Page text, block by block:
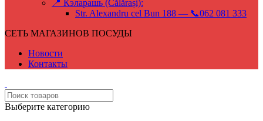
📍 Кэларашь (Călărași):
Str. Alexandru cel Bun 188 — 📞062 081 333
СЕТЬ МАГАЗИНОВ ПОСУДЫ
Новости
Контакты
Выберите категорию